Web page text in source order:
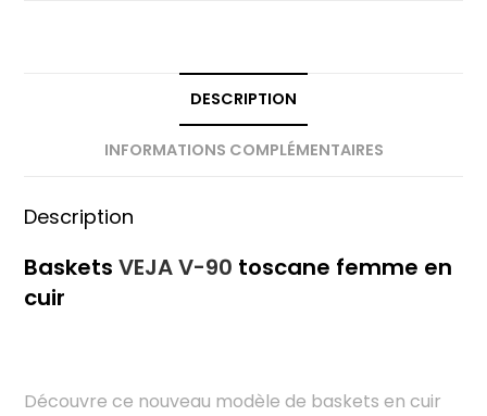
DESCRIPTION
INFORMATIONS COMPLÉMENTAIRES
Description
BasketsVEJA V-90 toscane femme en
cuir
Découvre ce nouveau modèle de baskets en cuir